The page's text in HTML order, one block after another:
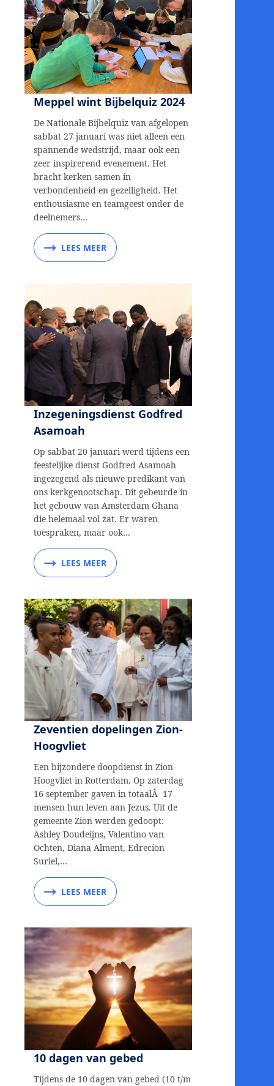
Meppel wint Bijbelquiz 2024
De Nationale Bijbelquiz van afgelopen
sabbat 27 januari was niet alleen een
spannende wedstrijd, maar ook een
zeer inspirerend evenement. Het
bracht kerken samen in
verbondenheid en gezelligheid. Het
enthousiasme en teamgeest onder de
deelnemers…
LEES MEER
Inzegeningsdienst Godfred
Asamoah
Op sabbat 20 januari werd tijdens een
feestelijke dienst Godfred Asamoah
ingezegend als nieuwe predikant van
ons kerkgenootschap. Dit gebeurde in
het gebouw van Amsterdam Ghana
die helemaal vol zat. Er waren
toespraken, maar ook…
LEES MEER
Zeventien dopelingen Zion-
Hoogvliet
Een bijzondere doopdienst in Zion-
Hoogvliet in Rotterdam. Op zaterdag
16 september gaven in totaalÂ 17
mensen hun leven aan Jezus. Uit de
gemeente Zion werden gedoopt:
Ashley Doudeijns, Valentino van
Ochten, Diana Alment, Edrecion
Suriel,…
LEES MEER
10 dagen van gebed
Tijdens de 10 dagen van gebed (10 t/m